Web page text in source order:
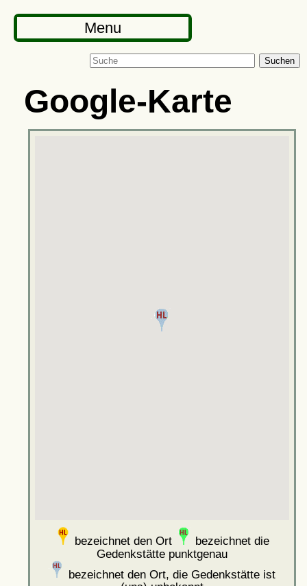
Menu
Suchen
Google-Karte
bezeichnet den Ort
bezeichnet die
Gedenkstätte punktgenau
bezeichnet den Ort, die Gedenkstätte ist